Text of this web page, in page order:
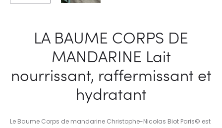
LA BAUME CORPS DE
MANDARINE Lait
nourrissant, raffermissant et
hydratant
Le Baume Corps de mandarine Christophe-Nicolas Biot Paris© est